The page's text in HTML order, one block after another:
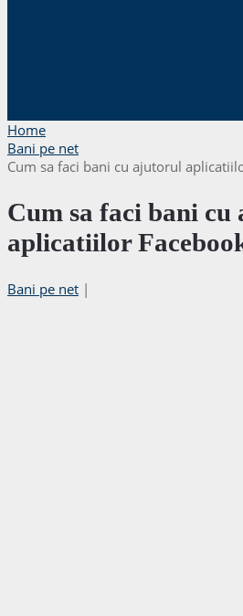
Home
Bani pe net
Cum sa faci bani cu ajutorul
Cum sa faci bani
aplicatiilor
Bani pe net |